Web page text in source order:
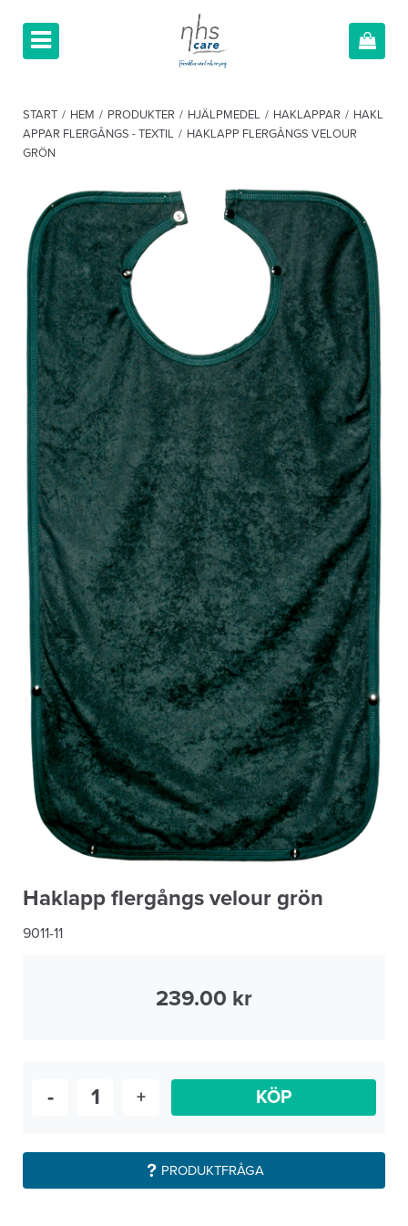
START / HEM / PRODUKTER / HJÄLPMEDEL / HAKLAPPAR / HAKL
APPAR FLERGÅNGS - TEXTIL / HAKLAPP FLERGÅNGS VELOUR
GRÖN
Haklapp flergångs velour grön
9011-11
239.00
PRODUKTFRÅGA
- + KÖP